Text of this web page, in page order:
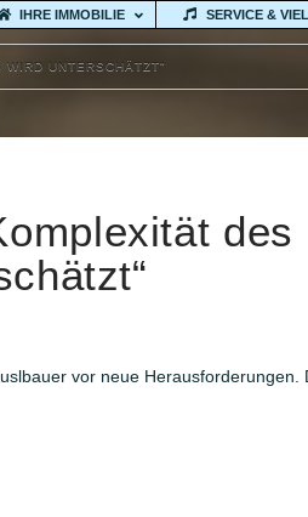
IHRE IMMOBILIE SERVICE &
UNTERSCHÄTZT"
des
vor neue